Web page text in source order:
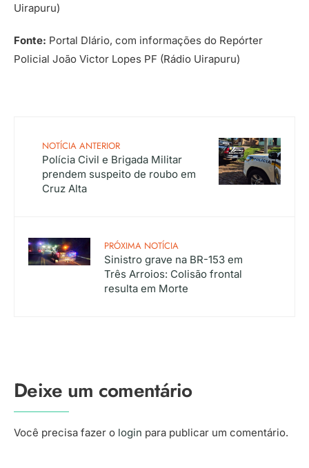
Uirapuru)
Fonte: Portal DIário, com informações do Repórter
Policial João Victor Lopes PF (Rádio Uirapuru)
NOTÍCIA ANTERIOR
Polícia Civil e Brigada Militar
prendem suspeito de roubo em
Cruz Alta
PRÓXIMA NOTÍCIA
Sinistro grave na BR-153 em
Três Arroios: Colisão frontal
resulta em Morte
Deixe um comentário
Você precisa fazer o login para publicar um comentário.